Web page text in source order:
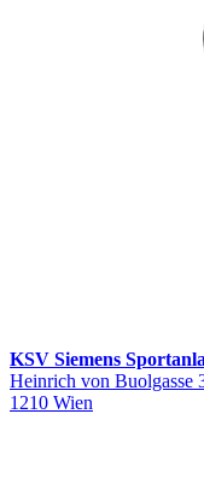
KSV Siemens
Heinrich von Buolgasse
1210 Wien